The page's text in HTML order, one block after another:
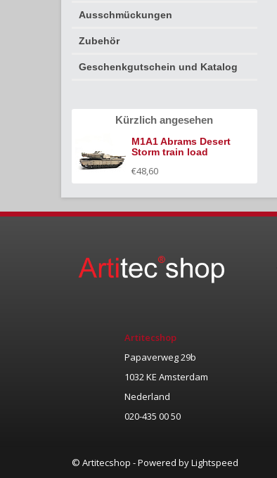
Ausschmückungen
Zubehör
Geschenkgutschein und Katalog
Kürzlich angesehen
M1A1 Abrams Desert
Storm train load
€48,60
Artitecshop
Papaverweg 29b
1032 KE Amsterdam
Nederland
020-435 00 50
© Artitecshop - Powered byLightspeed